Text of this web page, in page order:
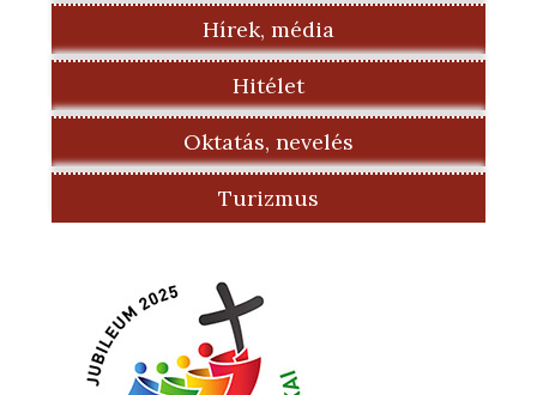
Hírek, média
Hitélet
Oktatás, nevelés
Turizmus